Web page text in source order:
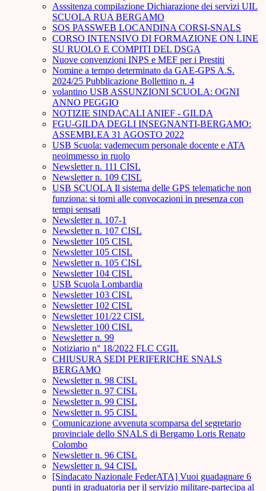
Asssitenza compilazione Dichiarazione dei servizi UIL
SCUOLA RUA BERGAMO
SOS PASSWEB LOCANDINA CORSI-SNALS
CORSO INTENSIVO DI FORMAZIONE ON LINE
SU RUOLO E COMPITI DEL DSGA
Nuove convenzioni INPS e MEF per i Prestiti
Nomine a tempo determinato da GAE-GPS A.S.
2024/25 Pubblicazione Bollettino n. 4
volantino USB ASSUNZIONI SCUOLA: OGNI
ANNO PEGGIO
NOTIZIE SINDACALI ANIEF - GILDA
FGU-GILDA DEGLI INSEGNANTI-BERGAMO:
ASSEMBLEA 31 AGOSTO 2022
USB Scuola: vademecum personale docente e ATA
neoimmesso in ruolo
Newsletter n. 111 CISL
Newsletter n. 109 CISL
USB SCUOLA Il sistema delle GPS telematiche non
funziona: si torni alle convocazioni in presenza con
tempi sensati
Newsletter n. 107-1
Newsletter n. 107 CISL
Newsletter 105 CISL
Newsletter 105 CISL
Newsletter n. 105 CISL
Newsletter 104 CISL
USB Scuola Lombardia
Newsletter 103 CISL
Newsletter 102 CISL
Newsletter 101/22 CISL
Newsletter 100 CISL
Newsletter n. 99
Notiziario n° 18/2022 FLC CGIL
CHIUSURA SEDI PERIFERICHE SNALS
BERGAMO
Newsletter n. 98 CISL
Newsletter n. 97 CISL
Newsletter n. 99 CISL
Newsletter n. 95 CISL
Comunicazione avvenuta scomparsa del segretario
provinciale dello SNALS di Bergamo Loris Renato
Colombo
Newsletter n. 96 CISL
Newsletter n. 94 CISL
[Sindacato Nazionale FederATA] Vuoi guadagnare 6
punti in graduatoria per il servizio militare-partecipa al